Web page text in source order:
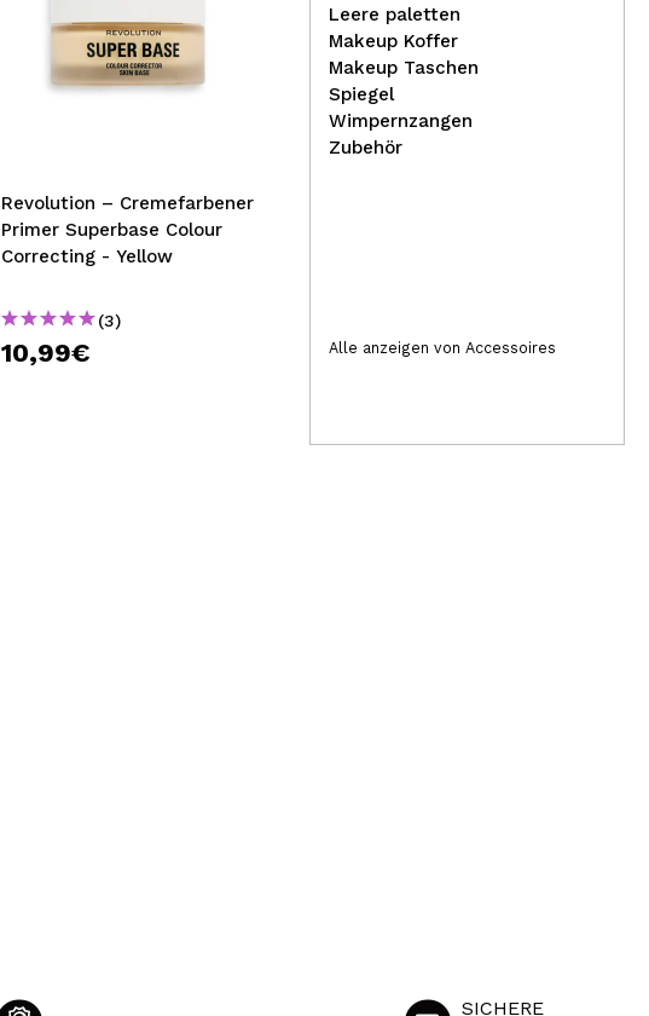
Revolution – Cremefarbener
Primer Superbase Colour
Correcting - Yellow
(3)
10,99€
IDC Institute - Stück
Gesichtsseife - Pink Clay
Detox
2,75€
Leere paletten
Makeup Koffer
Makeup Taschen
Spiegel
Wimpernzangen
Zubehör
Alle anzeigen von Accessoires
SICHERE